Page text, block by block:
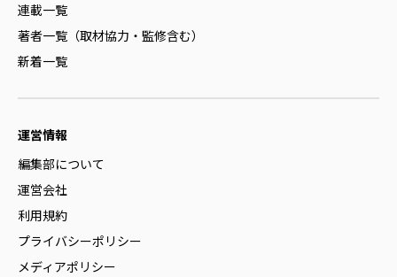
連載一覧
著者一覧（取材協力・監修含む）
新着一覧
運営情報
編集部について
運営会社
利用規約
プライバシーポリシー
メディアポリシー